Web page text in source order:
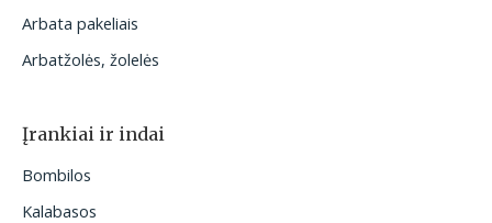
Arbata pakeliais
Arbatžolės, žolelės
Įrankiai ir indai
Bombilos
Kalabasos